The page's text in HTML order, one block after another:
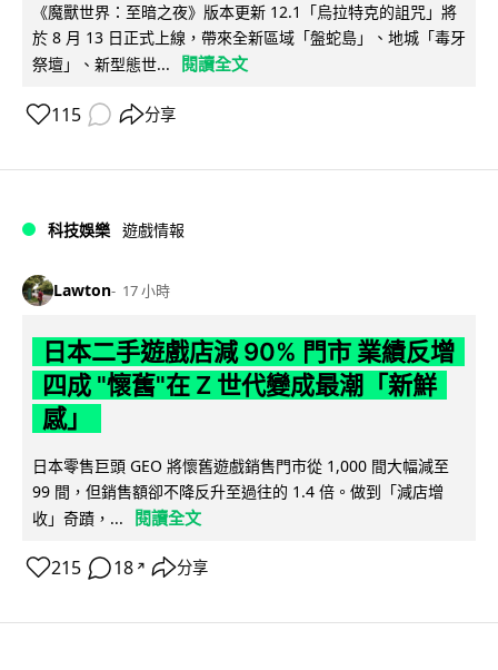
《魔獸世界：至暗之夜》版本更新 12.1「烏拉特克的詛咒」將
於 8 月 13 日正式上線，帶來全新區域「盤蛇島」、地城「毒牙
祭壇」、新型態世...
閱讀全文
115 分享
科技娛樂 遊戲情報
Lawton 17 小時
日本二手遊戲店減 90% 門市 業績反增
四成 "懷舊"在 Z 世代變成最潮「新鮮
感」
日本零售巨頭 GEO 將懷舊遊戲銷售門市從 1,000 間大幅減至
99 間，但銷售額卻不降反升至過往的 1.4 倍。做到「減店增
收」奇蹟，...
閱讀全文
215 18 ↗ 分享